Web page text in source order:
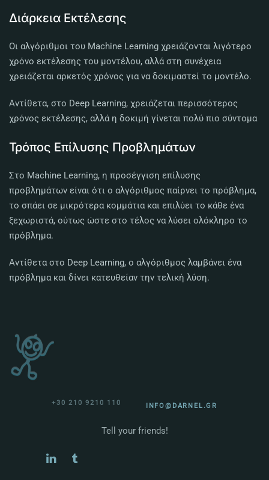
Διάρκεια Εκτέλεσης
Οι αλγόριθμοι του Machine Learning χρειάζονται λιγότερο
χρόνο εκτέλεσης του μοντέλου, αλλά στη συνέχεια
χρειάζεται αρκετός χρόνος για να δοκιμαστεί το μοντέλο.
Αντίθετα, στο Deep Learning, χρειάζεται περισσότερος
χρόνος εκτέλεσης, αλλά η δοκιμή γίνεται πολύ πιο σύντομα
Τρόπος Επίλυσης Προβλημάτων
Στο Machine Learning, η προσέγγιση επίλυσης
προβλημάτων είναι ότι ο αλγόριθμος παίρνει το πρόβλημα,
το σπάει σε μικρότερα κομμάτια και επιλύει το κάθε ένα
ξεχωριστά, ούτως ώστε στο τέλος να λύσει ολόκληρο το
πρόβλημα.
Αντίθετα στο Deep Learning, ο αλγόριθμος λαμβάνει ένα
πρόβλημα και δίνει κατευθείαν την τελική λύση.
+30 210 9210 110 INFO@DARNEL.GR
Tell your friends!